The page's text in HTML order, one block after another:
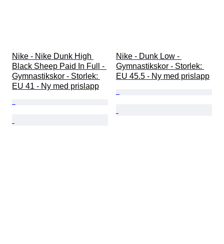
Nike - Nike Dunk High
Black Sheep Paid In Full -
Gymnastikskor - Storlek:
EU 41 - Ny med prislapp
Nike - Dunk Low -
Gymnastikskor - Storlek:
EU 45.5 - Ny med prislapp